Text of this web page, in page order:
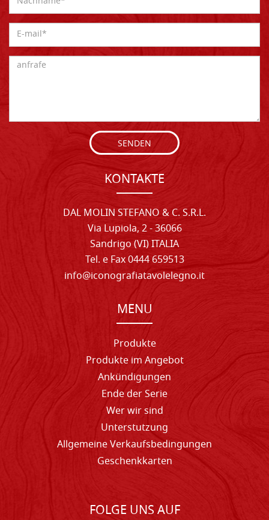
SENDEN
KONTAKTE
DAL MOLIN STEFANO & C. S.R.L.
Via Lupiola, 2 - 36066
Sandrigo (VI) ITALIA
Tel. e Fax 0444 659513
info@iconografiatavolelegno.it
MENU
Produkte
Produkte im Angebot
Ankündigungen
Ende der Serie
Wer wir sind
Unterstutzung
Allgemeine Verkaufsbedingungen
Geschenkkarten
FOLGE UNS AUF